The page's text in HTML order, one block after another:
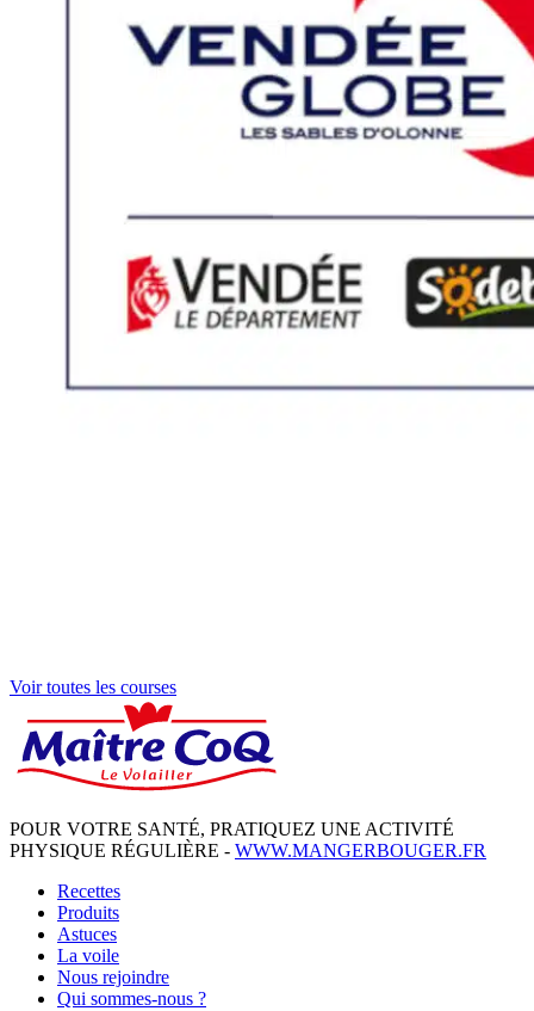
Voir toutes les courses
POUR VOTRE SANTÉ, PRATIQUEZ UNE ACTIVITÉ
PHYSIQUE RÉGULIÈRE - WWW.MANGERBOUGER.FR
Recettes
Produits
Astuces
La voile
Nous rejoindre
Qui sommes-nous ?